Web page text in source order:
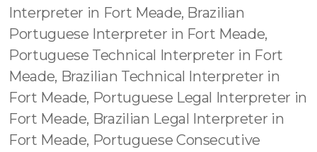
Interpreter in Fort Meade, Brazilian
Portuguese Interpreter in Fort Meade,
Portuguese Technical Interpreter in Fort
Meade, Brazilian Technical Interpreter in
Fort Meade, Portuguese Legal Interpreter in
Fort Meade, Brazilian Legal Interpreter in
Fort Meade, Portuguese Consecutive